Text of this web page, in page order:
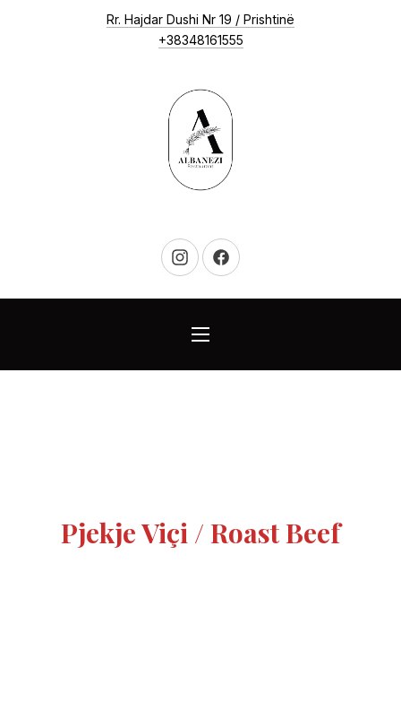
Rr. Hajdar Dushi Nr 19 / Prishtinë
+38348161555
New WindowNew Window
NAVIGATION
Pjekje Viçi / Roast Beef